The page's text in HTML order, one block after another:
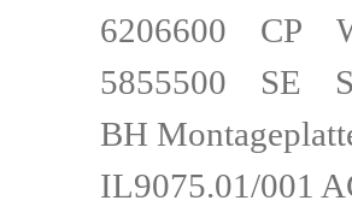
6206600 CP
5855500 SE
BH
IL9075.01/